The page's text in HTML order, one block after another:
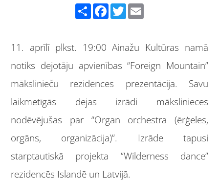
Facebook Twitter
11. aprīlī plkst. 19:00 Ainažu Kultūras namā
notiks dejotāju apvienības “Foreign Mountain”
mākslinieču rezidences prezentācija. Savu
laikmetīgās dejas izrādi mākslinieces
nodēvējušas par “Organ orchestra (ērģeles,
orgāns, organizācija)”. Izrāde tapusi
starptautiskā projekta “Wilderness dance”
rezidencēs Islandē un Latvijā.